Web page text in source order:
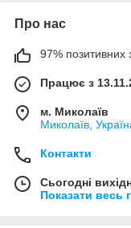
Про нас
97% позитивних з
Працює з
м. Миколаїв
Миколаїв,
Контакти
Сьогодні
Показати весь